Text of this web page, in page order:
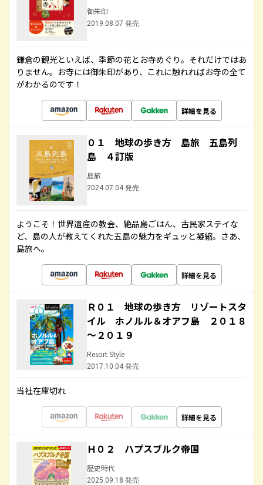
御朱印
2019.08.07 発売
鎌倉の観光といえば、季節の花とお寺めぐり。それだけではあ
りません。お寺には御朱印があり、これに触れればお寺の全て
がわかるのです！
詳細を見る
０１ 地球の歩き方 島旅 五島列
島 ４訂版
島旅
2024.07.04 発売
ようこそ！世界遺産の教会、絶品島ごはん、古民家ステイな
ど、島の人が教えてくれた五島の魅力をギュッと凝縮。さあ、
島旅へ。
詳細を見る
Ｒ０１ 地球の歩き方 リゾートスタ
イル ホノルル＆オアフ島 ２０１８
～２０１９
Resort Style
2017.10.04 発売
当社在庫切れ
詳細を見る
Ｈ０２ ハプスブルク帝国
歴史時代
2025.09.18 発売